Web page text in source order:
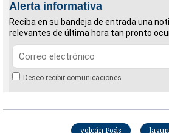
Alerta informativa
Reciba en su bandeja de entrada una
relevantes de última hora tan pronto
Deseo recibir comunicaciones
volcán Poás